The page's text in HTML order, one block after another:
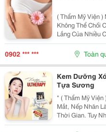
( Thẩm Mỹ Viện
Không Thể Chối
Lắng Của Nhiều
Tôi Đã Tìm Được
Thẩm Mỹ Quốc
0902 *** *** Toàn
Kem Dưỡng
Tựa Sương
" ( Thẩm Mỹ
Mắt, Nếp Nhăn
Thời Gian. Tuy
Hảo Tại Viện